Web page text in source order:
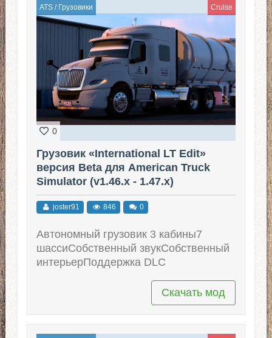
ATS/ Грузовики Cruise
0
Грузовик «International LT Edit»
версия Beta для American Truck
Simulator (v1.46.x - 1.47.x)
joster91 846 0
Автономный грузовик 3 кабины7
шассиСобственный звукСобственный
интерьерПоддержка DLC
Скачать мод